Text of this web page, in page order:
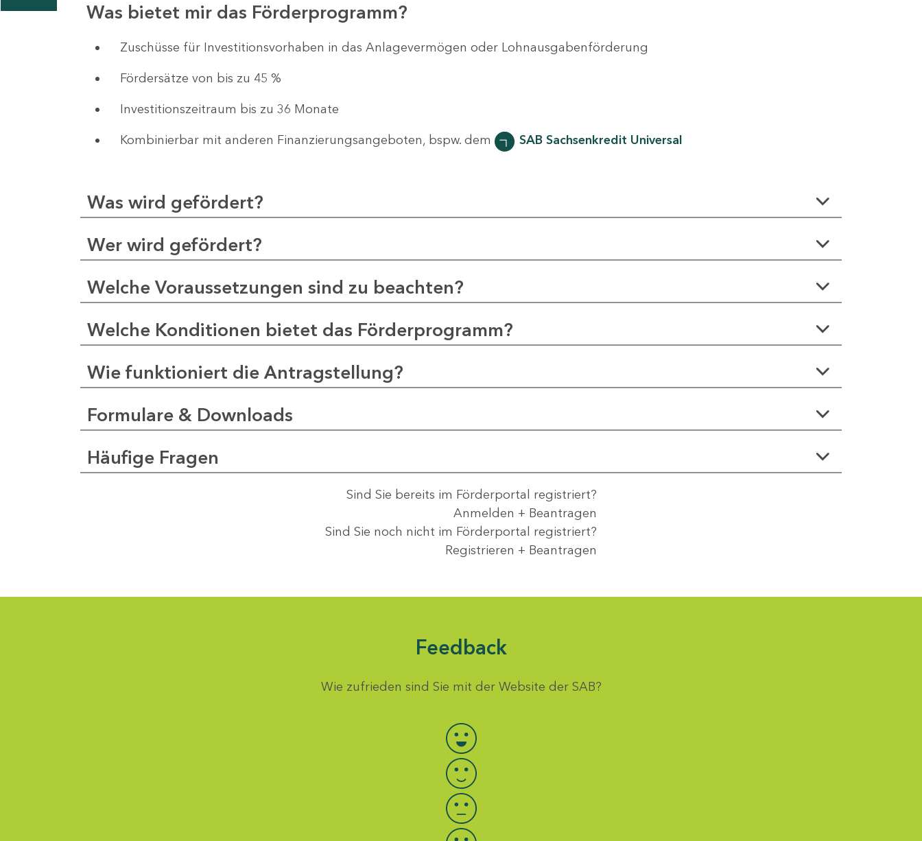
Was bietet mir das Förderprogramm?
​​​​​​Zuschüsse für Investitionsvorhaben in das Anlagevermögen oder Lohnausgabenförderung
Fördersätze von bis zu 45 %
Investitionszeitraum bis zu 36 Monate
Kombinierbar mit anderen Finanzierungsangeboten, bspw. dem SAB Sachsenkredit Universal
Was wird gefördert?
Wer wird gefördert?
Welche Voraussetzungen sind zu beachten?
Welche Konditionen bietet das Förderprogramm?
Wie funktioniert die Antragstellung?
Formulare & Downloads
Häufige Fragen
Sind Sie bereits im Förderportal registriert?
Anmelden + Beantragen
Sind Sie noch nicht im Förderportal registriert?
Registrieren + Beantragen
Feedback
Wie zufrieden sind Sie mit der Website der SAB?
Bewertung auswählen